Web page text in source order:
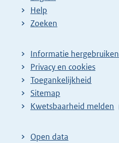
Help
Zoeken
Informatie hergebruiken
Privacy en cookies
Toegankelijkheid
Sitemap
E
t
Kwetsbaarheid melden
Open data